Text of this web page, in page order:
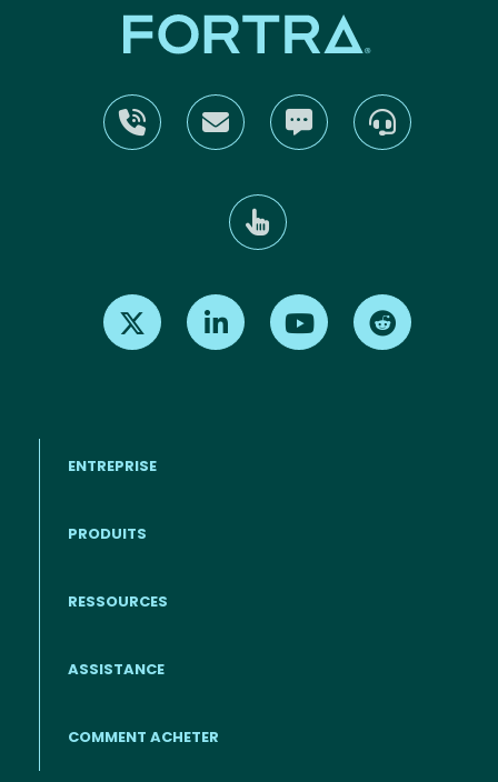
Find us on X Find us on LinkedInFind us on Youtube
Footer - Francais
ENTREPRISE
PRODUITS
RESSOURCES
ASSISTANCE
COMMENT ACHETER